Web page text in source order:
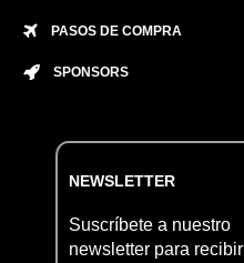
PASOS DE COMPRA
SPONSORS
NEWSLETTER
Suscríbete a nuestro
newsletter para recibir